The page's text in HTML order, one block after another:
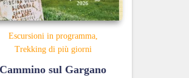
Escursioni in programma
Trekking di più giorni
Cammino sul Gargano